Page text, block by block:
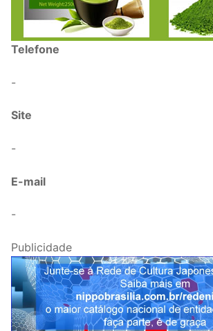
Telefone
-
Site
-
E-mail
-
Publicidade